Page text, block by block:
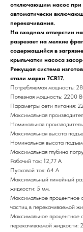
отключающим насос при
автоматически
перекачивания.
На входном отверстии
разрезает на мелкие
содержащийся в
крыльчатки насоса
Режущая система
стали марки 7CR17.
Потребляемая мощность:
Полезная мощность: 2200
Параметры сети питания:
Максимальная
Номинальная
Максимальная высота
Номинальная высота
Максимальная глубина
Рабочий ток: 12,77 А
Пусковой ток: 64 А
Максимальный линейный
жидкости: 5 мм.
Максимальное процентное
частиц в перекачиваемой
Максимальное процентное
перекачиваемой жидкости: